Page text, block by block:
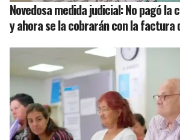
Novedosa medida judicial: No pagó
y ahora se la cobrarán con la factura